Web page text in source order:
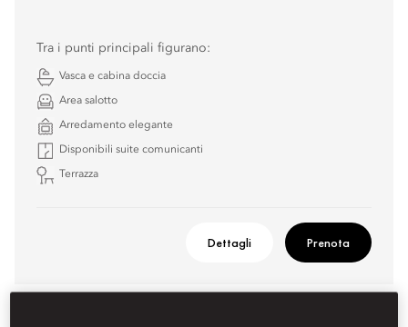
Tra i punti principali figurano:
Vasca e cabina doccia
Area salotto
Arredamento elegante
Disponibili suite comunicanti
Terrazza
Dettagli Prenota